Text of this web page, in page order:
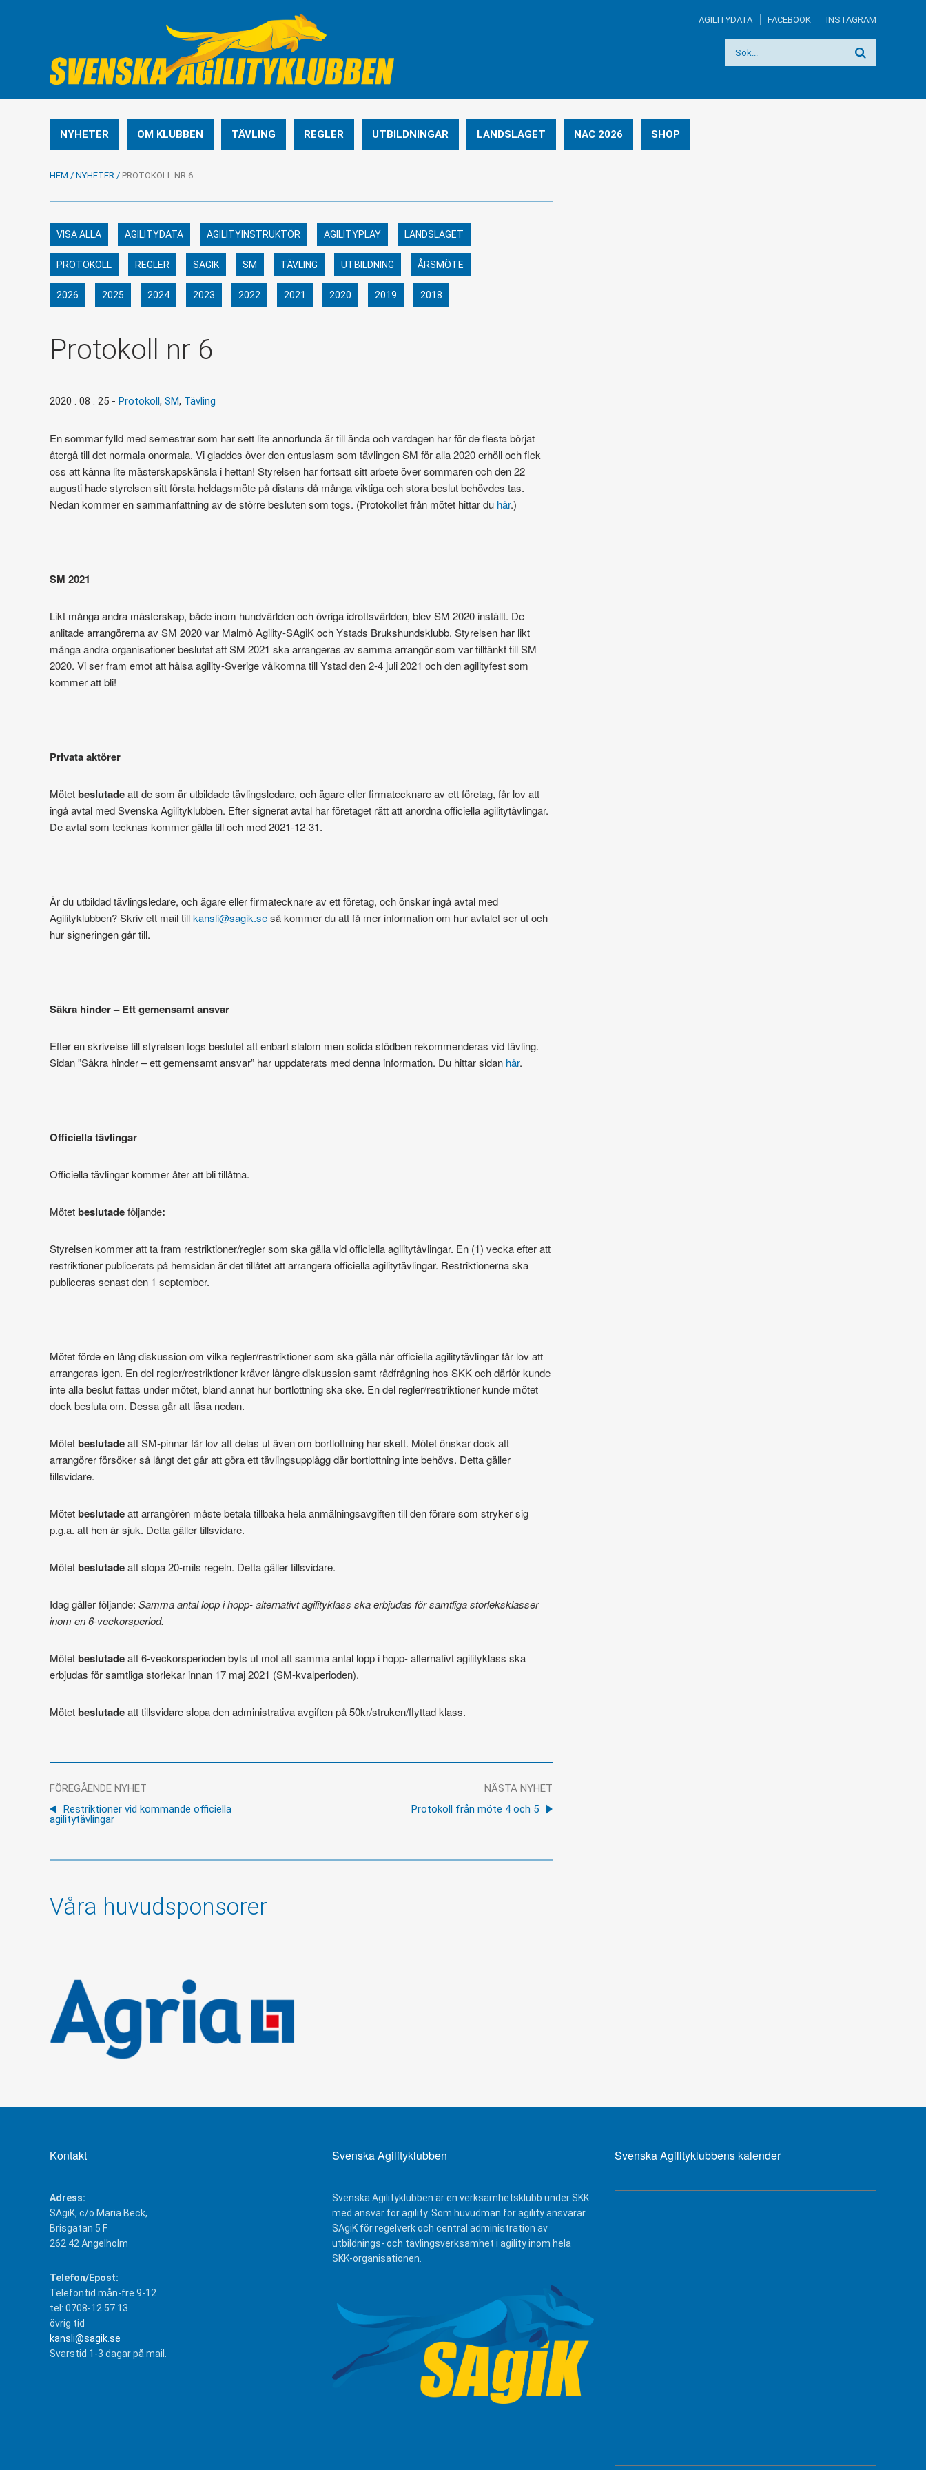
AGILITYDATA FACEBOOK INSTAGRAM
NYHETER OM KLUBBEN TÄVLING REGLER UTBILDNINGAR LANDSLAGET NAC 2026 SHOP
HEM / NYHETER / PROTOKOLL NR 6
VISA ALLA AGILITYDATA AGILITYINSTRUKTÖR AGILITYPLAY LANDSLAGET
PROTOKOLL REGLER SAGIK SM TÄVLING UTBILDNING ÅRSMÖTE
2026 2025 2024 2023 2022 2021 2020 2019 2018
Protokoll nr 6
2020 . 08 . 25 - Protokoll, SM, Tävling
En sommar fylld med semestrar som har sett lite annorlunda är till ända och vardagen har för de flesta börjat
återgå till det normala onormala. Vi gladdes över den entusiasm som tävlingen SM för alla 2020 erhöll och fick
oss att känna lite mästerskapskänsla i hettan! Styrelsen har fortsatt sitt arbete över sommaren och den 22
augusti hade styrelsen sitt första heldagsmöte på distans då många viktiga och stora beslut behövdes tas.
Nedan kommer en sammanfattning av de större besluten som togs. (Protokollet från mötet hittar du här.)
SM 2021
Likt många andra mästerskap, både inom hundvärlden och övriga idrottsvärlden, blev SM 2020 inställt. De
anlitade arrangörerna av SM 2020 var Malmö Agility-SAgiK och Ystads Brukshundsklubb. Styrelsen har likt
många andra organisationer beslutat att SM 2021 ska arrangeras av samma arrangör som var tilltänkt till SM
2020. Vi ser fram emot att hälsa agility-Sverige välkomna till Ystad den 2-4 juli 2021 och den agilityfest som
kommer att bli!
Privata aktörer
Mötetbeslutadeatt de som är utbildade tävlingsledare, och ägare eller firmatecknare av ett företag, får lov att
ingå avtal med Svenska Agilityklubben. Efter signerat avtal har företaget rätt att anordna officiella agilitytävlingar.
De avtal som tecknas kommer gälla till och med 2021-12-31.
Är du utbildad tävlingsledare, och ägare eller firmatecknare av ett företag, och önskar ingå avtal med
Agilityklubben? Skriv ett mail tillkansli@sagik.seså kommer du att få mer information om hur avtalet ser ut och
hur signeringen går till.
Säkra hinder – Ett gemensamt ansvar
Efter en skrivelse till styrelsen togs beslutet att enbart slalom men solida stödben rekommenderas vid tävling.
Sidan ”Säkra hinder – ett gemensamt ansvar” har uppdaterats med denna information. Du hittar sidan här.
Officiella tävlingar
Officiella tävlingar kommer åter att bli tillåtna.
Mötetbeslutadeföljande:
Styrelsen kommer att ta fram restriktioner/regler som ska gälla vid officiella agilitytävlingar. En (1) vecka efter att
restriktioner publicerats på hemsidan är det tillåtet att arrangera officiella agilitytävlingar. Restriktionerna ska
publiceras senast den 1 september.
Mötet förde en lång diskussion om vilka regler/restriktioner som ska gälla när officiella agilitytävlingar får lov att
arrangeras igen. En del regler/restriktioner kräver längre diskussion samt rådfrågning hos SKK och därför kunde
inte alla beslut fattas under mötet, bland annat hur bortlottning ska ske. En del regler/restriktioner kunde mötet
dock besluta om. Dessa går att läsa nedan.
Mötetbeslutadeatt SM-pinnar får lov att delas ut även om bortlottning har skett. Mötet önskar dock att
arrangörer försöker så långt det går att göra ett tävlingsupplägg där bortlottning inte behövs. Detta gäller
tillsvidare.
Mötetbeslutadeatt arrangören måste betala tillbaka hela anmälningsavgiften till den förare som stryker sig
p.g.a. att hen är sjuk. Detta gäller tillsvidare.
Mötetbeslutadeatt slopa 20-mils regeln. Detta gäller tillsvidare.
Idag gäller följande: Samma antal lopp i hopp- alternativt agilityklass ska erbjudas för samtliga storleksklasser
inom en 6-veckorsperiod.
Mötetbeslutadeatt 6-veckorsperioden byts ut mot att samma antal lopp i hopp- alternativt agilityklass ska
erbjudas för samtliga storlekar innan 17 maj 2021 (SM-kvalperioden).
Mötetbeslutadeatt tillsvidare slopa den administrativa avgiften på 50kr/struken/flyttad klass.
FÖREGÅENDE NYHET
Restriktioner vid kommande officiella
agilitytävlingar
NÄSTA NYHET
Protokoll från möte 4 och 5
Våra huvudsponsorer
Kontakt
Adress:
SAgiK, c/o Maria Beck,
Brisgatan 5 F
262 42 Ängelholm
Telefon/Epost:
Telefontid mån-fre 9-12
tel: 0708-12 57 13
övrig tid
kansli@sagik.se
Svarstid 1-3 dagar på mail.
Svenska Agilityklubben
Svenska Agilityklubben är en verksamhetsklubb under SKK
med ansvar för agility. Som huvudman för agility ansvarar
SAgiK för regelverk och central administration av
utbildnings- och tävlingsverksamhet i agility inom hela
SKK-organisationen.
Svenska Agilityklubbens kalender